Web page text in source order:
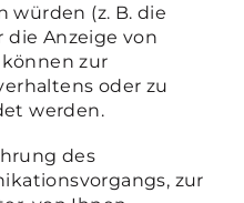
(z. B. die
Anzeige von
können zur
oder zu
werden.
des
zur